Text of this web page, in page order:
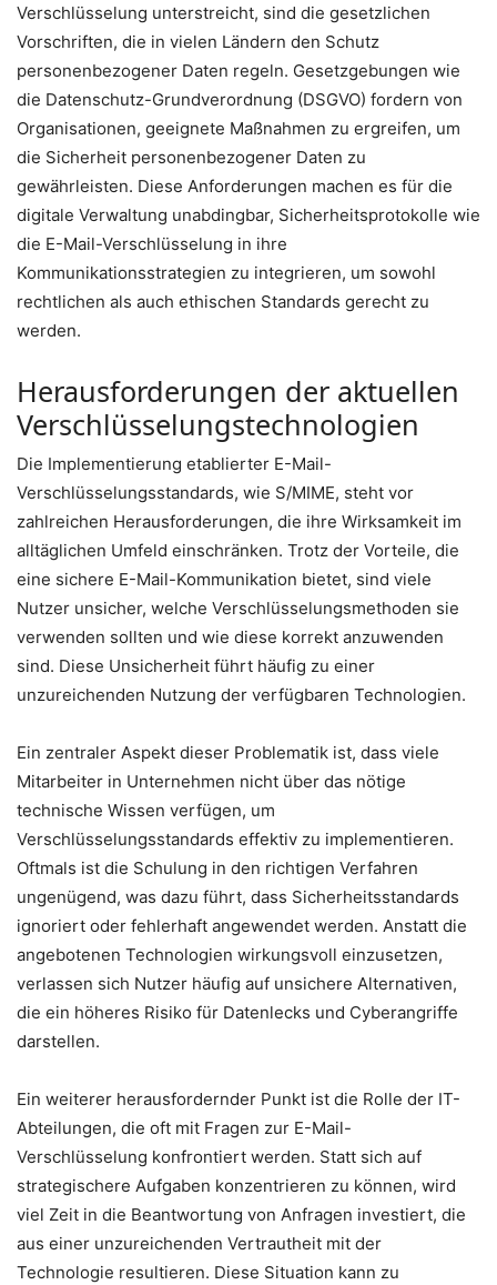
Verschlüsselung unterstreicht, sind die gesetzlichen
Vorschriften, die in vielen Ländern den Schutz
personenbezogener Daten regeln. Gesetzgebungen wie
die Datenschutz-Grundverordnung (DSGVO) fordern von
Organisationen, geeignete Maßnahmen zu ergreifen, um
die Sicherheit personenbezogener Daten zu
gewährleisten. Diese Anforderungen machen es für die
digitale Verwaltung unabdingbar, Sicherheitsprotokolle wie
die E-Mail-Verschlüsselung in ihre
Kommunikationsstrategien zu integrieren, um sowohl
rechtlichen als auch ethischen Standards gerecht zu
werden.
Herausforderungen der aktuellen
Verschlüsselungstechnologien
Die Implementierung etablierter E-Mail-
Verschlüsselungsstandards, wie S/MIME, steht vor
zahlreichen Herausforderungen, die ihre Wirksamkeit im
alltäglichen Umfeld einschränken. Trotz der Vorteile, die
eine sichere E-Mail-Kommunikation bietet, sind viele
Nutzer unsicher, welche Verschlüsselungsmethoden sie
verwenden sollten und wie diese korrekt anzuwenden
sind. Diese Unsicherheit führt häufig zu einer
unzureichenden Nutzung der verfügbaren Technologien.
Ein zentraler Aspekt dieser Problematik ist, dass viele
Mitarbeiter in Unternehmen nicht über das nötige
technische Wissen verfügen, um
Verschlüsselungsstandards effektiv zu implementieren.
Oftmals ist die Schulung in den richtigen Verfahren
ungenügend, was dazu führt, dass Sicherheitsstandards
ignoriert oder fehlerhaft angewendet werden. Anstatt die
angebotenen Technologien wirkungsvoll einzusetzen,
verlassen sich Nutzer häufig auf unsichere Alternativen,
die ein höheres Risiko für Datenlecks und Cyberangriffe
darstellen.
Ein weiterer herausfordernder Punkt ist die Rolle der IT-
Abteilungen, die oft mit Fragen zur E-Mail-
Verschlüsselung konfrontiert werden. Statt sich auf
strategischere Aufgaben konzentrieren zu können, wird
viel Zeit in die Beantwortung von Anfragen investiert, die
aus einer unzureichenden Vertrautheit mit der
Technologie resultieren. Diese Situation kann zu